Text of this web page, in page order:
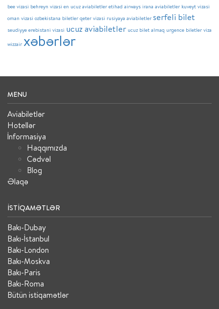
bee vizasi behreyn vizasi en ucuz aviabiletler etihad airways irana aviabiletler kuveyt vizasi
oman vizasi ozbekistana biletler qeter vizasi rusiyaya aviabiletler serfeli bilet
seudiyye erebistani vizasi ucuz aviabiletler ucuz bilet almaq urgence biletler viza
wizzair xəbərlər
MENU
Aviabiletlər
Hotellər
İnformasiya
Haqqımızda
Cədvəl
Blog
Əlaqə
İSTIQAMƏTLƏR
Bakı-Dubay
Bakı-İstanbul
Bakı-London
Bakı-Moskva
Bakı-Paris
Bakı-Roma
Bütün istiqamətlər